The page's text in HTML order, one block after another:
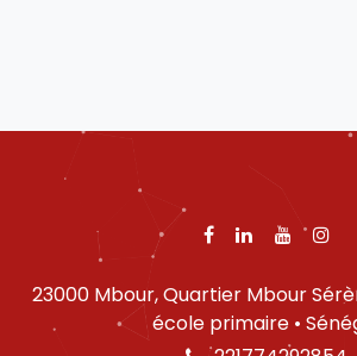
23000 Mbour, Quartier Mbour
école primaire •